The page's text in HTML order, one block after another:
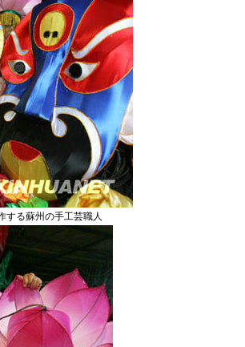
する蘇州の手工芸職人